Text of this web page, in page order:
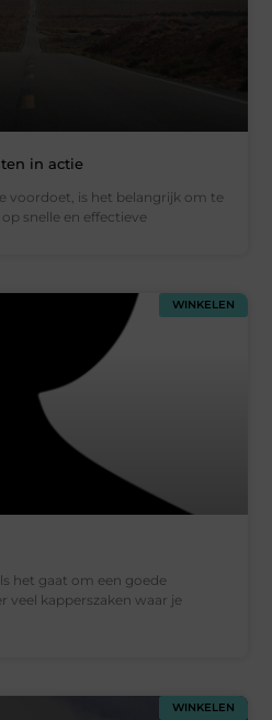
in actie
voordoet, is het belangrijk om te
snelle en effectieve
WINKELEN
het gaat om een goede
veel kapperszaken waar je
WINKELEN